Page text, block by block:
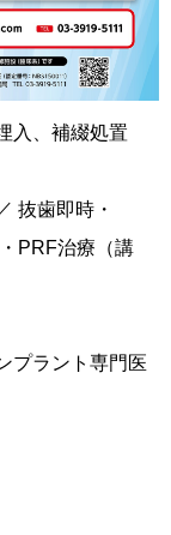
入、補綴処置
抜歯即時・
PRF治療（講
プラント専門医